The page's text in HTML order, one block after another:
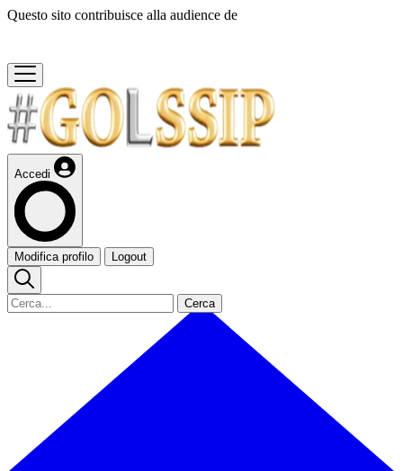
Questo sito contribuisce alla audience de
Accedi
Modifica profilo Logout
Cerca